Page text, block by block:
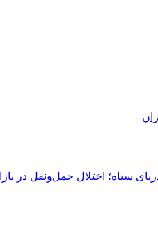
سیاه؛ اختلال حمل‌ونقل در